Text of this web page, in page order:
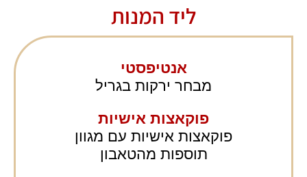
ליד המנות
אנטיפסטי
מבחר ירקות בגריל
פוקאצות אישיות
פוקאצות אישיות עם מגוון
תוספות מהטאבון